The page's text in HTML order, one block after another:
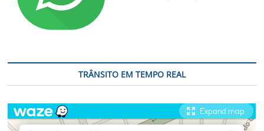
TRÂNSITO EM TEMPO REAL